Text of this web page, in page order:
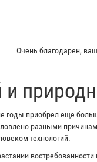
Очень благодарен,
и
годы приобрел еще
разными
технологий.